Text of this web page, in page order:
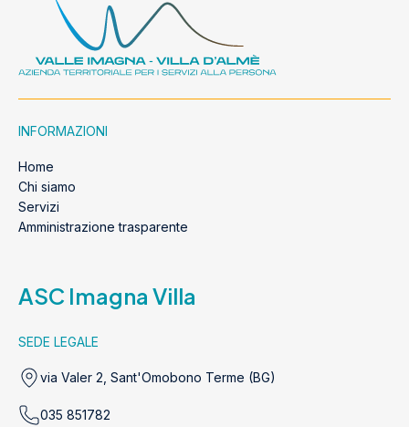
INFORMAZIONI
Home
Chi siamo
Servizi
Amministrazione trasparente
ASC Imagna Villa
SEDE LEGALE
via Valer 2, Sant'Omobono Terme (BG)
035 851782